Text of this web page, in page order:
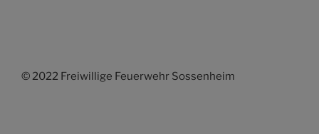
© 2022 Freiwillige Feuerwehr Sossenheim